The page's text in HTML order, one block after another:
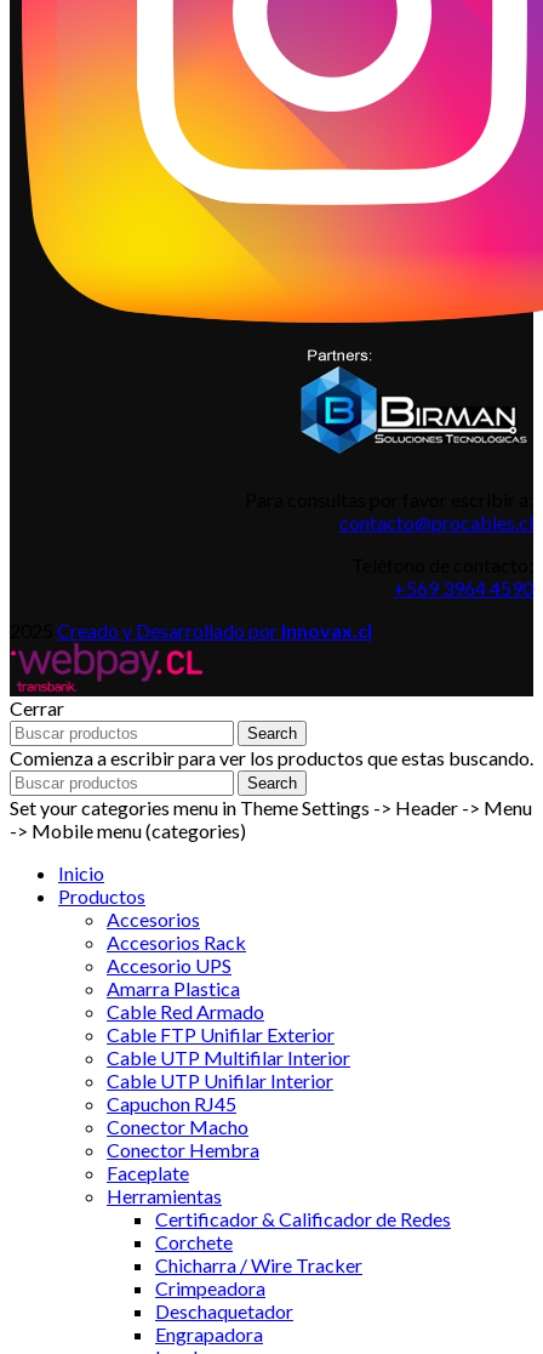
contacto@procables.cl
+569 3964 4590
Creado y Desarrollado por Innovax.cl
Cerrar
Search
Comienza a escribir para ver los productos que estas buscando.
Search
Set your categories menu in Theme Settings -> Header -> Menu
-> Mobile menu (categories)
Inicio
Productos
Accesorios
Accesorios Rack
Accesorio UPS
Amarra Plastica
Cable Red Armado
Cable FTP Unifilar Exterior
Cable UTP Multifilar Interior
Cable UTP Unifilar Interior
Capuchon RJ45
Conector Macho
Conector Hembra
Faceplate
Herramientas
Certificador & Calificador de Redes
Corchete
Chicharra / Wire Tracker
Crimpeadora
Deschaquetador
Engrapadora